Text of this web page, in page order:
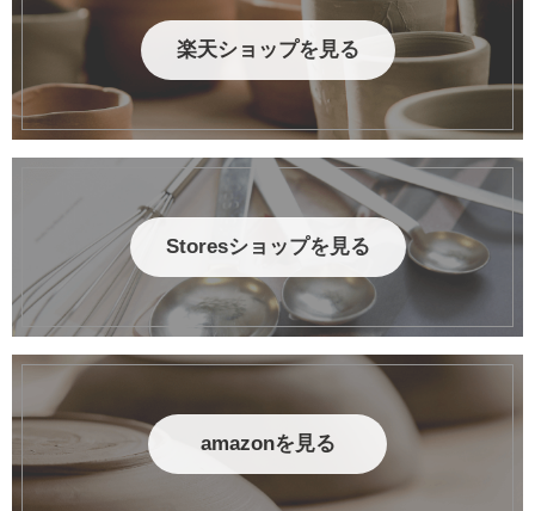
楽天ショップを見る
Storesショップを見る
amazonを見る